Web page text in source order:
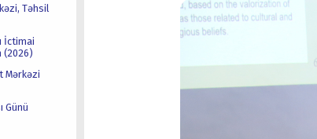
Təhsil
İctimai
(2026)
Mərkəzi
Günü